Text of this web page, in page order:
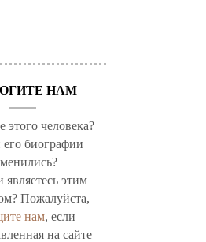
НАМ
этого человека?
его биографии
этим
Пожалуйста,
нам, если
на сайте